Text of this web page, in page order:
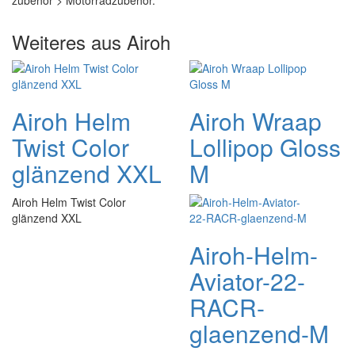
Weiteres aus Airoh
Airoh Helm
Twist Color
glänzend XXL
Airoh Helm Twist Color
glänzend XXL
Airoh Wraap
Lollipop Gloss
M
Airoh-Helm-
Aviator-22-
RACR-
glaenzend-M